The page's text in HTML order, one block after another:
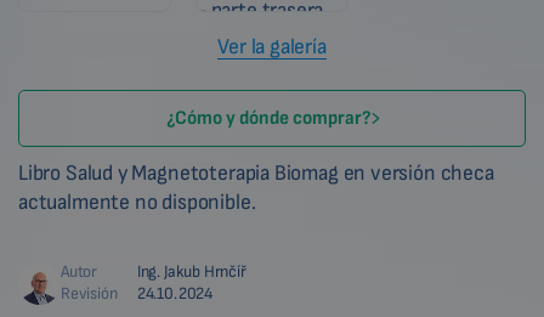
Ver la galería
¿Cómo y dónde comprar?
Libro Salud y Magnetoterapia Biomag en versión checa
actualmente no disponible.
Autor
Ing. Jakub Hrnčíř
Revisión
24.10.2024